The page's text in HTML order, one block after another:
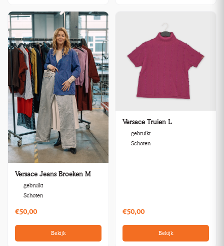
Versace Jeans Broeken M
gebruikt
Schoten
€50,00
Bekijk
Versace Truien L
gebruikt
Schoten
€50,00
Bekijk